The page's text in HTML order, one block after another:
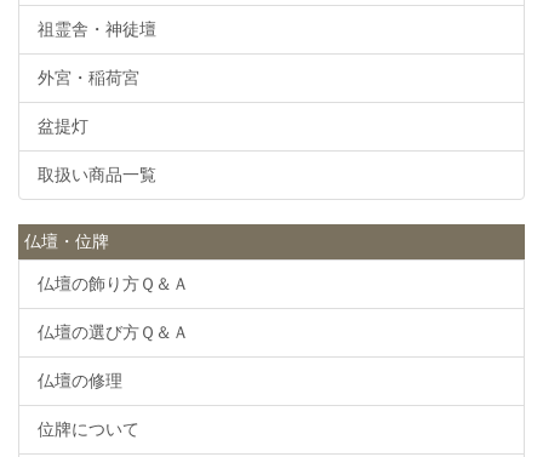
祖霊舎・神徒壇
外宮・稲荷宮
盆提灯
取扱い商品一覧
仏壇・位牌
仏壇の飾り方Ｑ＆Ａ
仏壇の選び方Ｑ＆Ａ
仏壇の修理
位牌について